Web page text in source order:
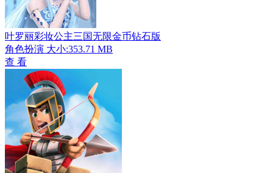
叶罗丽彩妆公主三国无限金币钻石版
角色扮演 大小:353.71 MB
查 看